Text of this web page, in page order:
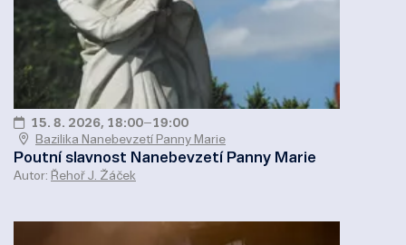
15. 8. 2026, 18:00–19:00
Bazilika Nanebevzetí Panny Marie
Poutní slavnost Nanebevzetí Panny Marie
Autor: Řehoř J. Žáček